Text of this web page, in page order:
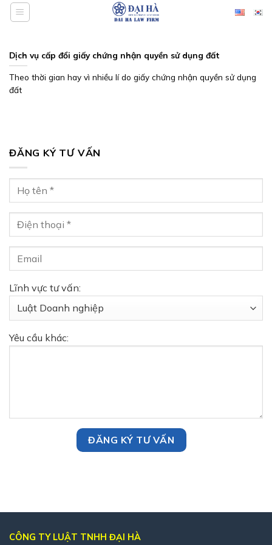
Bỏ
qua
dungDịch vụ cấp đổi giấy chứng nhận quyền sử dụng đất
Theo thời gian hay vì nhiều lí do giấy chứng nhận quyền sử dụng
đất
ĐĂNG KÝ TƯ VẤN
Lĩnh vực tư vấn:
Yêu cầu khác:
CÔNG TY LUẬT TNHH ĐẠI HÀ